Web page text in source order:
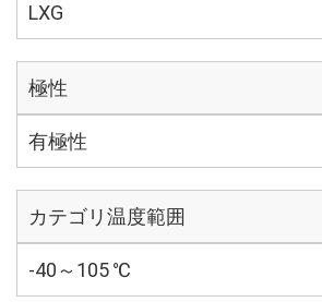
LXG
極性
有極性
カテゴリ温度範囲
-40～105 ℃